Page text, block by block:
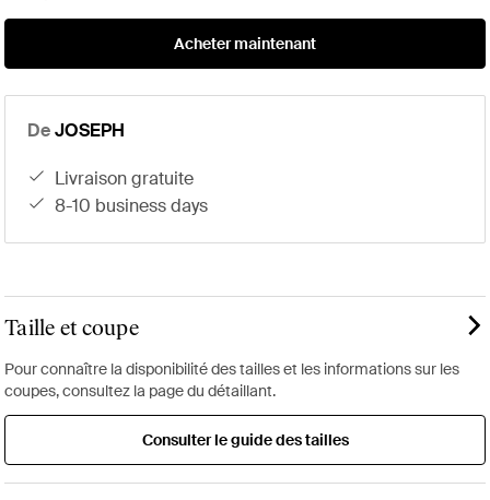
Acheter maintenant
DeJOSEPH
livraison gratuite
8-10 business days
Taille et coupe
Pour connaître la disponibilité des tailles et les informations sur les
coupes, consultez la page du détaillant.
Consulter le guide des tailles